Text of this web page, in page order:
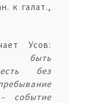
к галат.,
Усов:
быть
без
событие